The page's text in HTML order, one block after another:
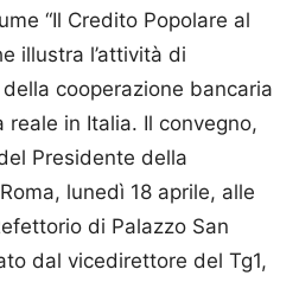
“Il Credito Popolare al
illustra l’attività di
cooperazione bancaria
reale in Italia. Il convegno,
Presidente della
lunedì 18 aprile, alle
di Palazzo San
dal vicedirettore del Tg1,